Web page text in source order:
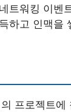
트워킹 이벤
하고 인맥을
프로젝트에